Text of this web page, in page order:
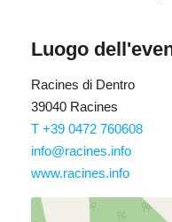
Luogo
Racines di Dentro
39040 Racines
T +39 0472 760608
info@racines.info
www.racines.info